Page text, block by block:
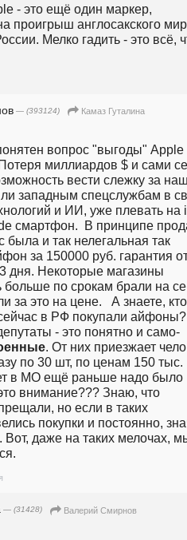
- это ещё один маркер,
проигрыш англосакского
Мелко гадить - это всё,
— (393124)
Камaз Гутaлина
вопрос "выгоды" Apple
миллиардов $ и сами
вести слежку за
западным спецслужбам в
и ИИ, уже плевать на
смартфон.  В принципе
была и так нелегальная так
за 150000 руб. гарантия
дня. Некоторые магазины
больше по срокам брали на
за это на цене.   А знаете, кто
в РФ покупали айфоны?
- это понятно и само-
. От них приезжает
по 30 шт, по ценам 150 тыс.
в МО ещё раньше надо было
внимание??? Знаю, что
но если в таких
покупки и постоянно,
Вот, даже на таких мелочах,
— (31428)
Валерий Смирнов